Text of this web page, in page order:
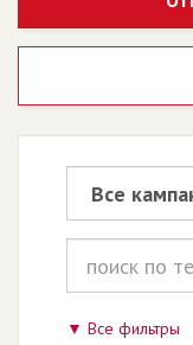
Все фильтры